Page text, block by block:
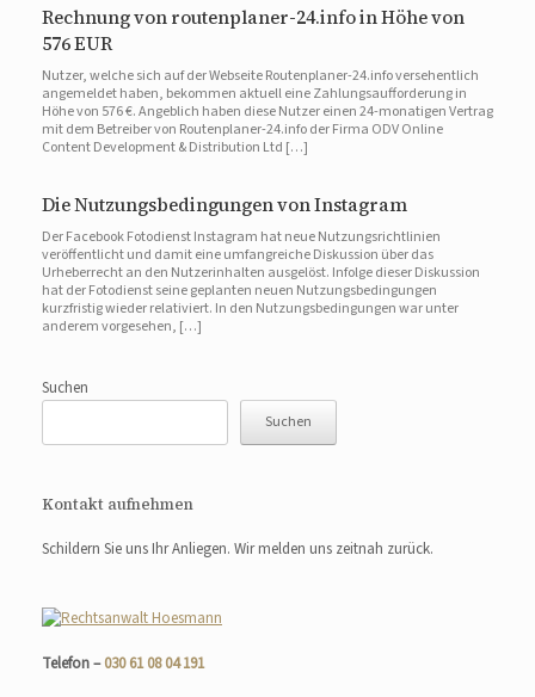
Rechnung von routenplaner-24.info in Höhe von
576 EUR
Nutzer, welche sich auf der Webseite Routenplaner-24.info versehentlich
angemeldet haben, bekommen aktuell eine Zahlungsaufforderung in
Höhe von 576 €. Angeblich haben diese Nutzer einen 24-monatigen Vertrag
mit dem Betreiber von Routenplaner-24.info der Firma ODV Online
Content Development & Distribution Ltd […]
Die Nutzungsbedingungen von Instagram
Der Facebook Fotodienst Instagram hat neue Nutzungsrichtlinien
veröffentlicht und damit eine umfangreiche Diskussion über das
Urheberrecht an den Nutzerinhalten ausgelöst. Infolge dieser Diskussion
hat der Fotodienst seine geplanten neuen Nutzungsbedingungen
kurzfristig wieder relativiert. In den Nutzungsbedingungen war unter
anderem vorgesehen, […]
Suchen
Suchen
Kontakt aufnehmen
Schildern Sie uns Ihr Anliegen. Wir melden uns zeitnah zurück.
Telefon –030 61 08 04 191